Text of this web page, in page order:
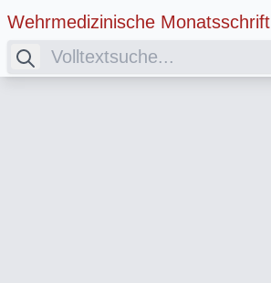
Wehrmedizinische Monatsschrift